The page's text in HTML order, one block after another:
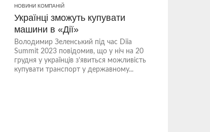
НОВИНИ КОМПАНІЙ
Українці зможуть купувати
машини в «Дії»
Володимир Зеленський під час Diia
Summit 2023 повідомив, що у ніч на 20
грудня у українців з’явиться можливість
купувати транспорт у державному...